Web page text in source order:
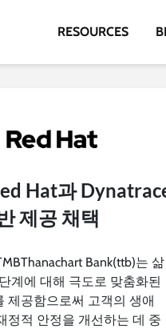
RESOURCES
Hat과
제공 채택
Bank(ttb)는 삶
계에 대해 극도로 맞춤화된
제공함으로써 고객의 생애
정적 안정을 개선하는 데 중